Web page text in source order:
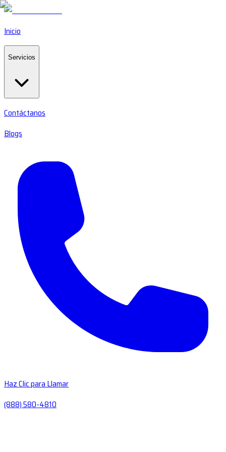
Inicio
Servicios
Contáctanos
Blogs
Haz Clic para Llamar
(888) 580-4810